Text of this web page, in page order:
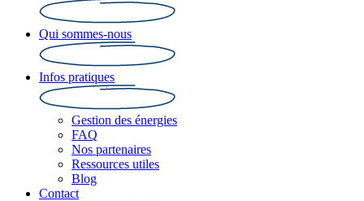
Qui sommes-nous
Infos pratiques
Gestion des énergies
FAQ
Nos partenaires
Ressources utiles
Blog
Contact